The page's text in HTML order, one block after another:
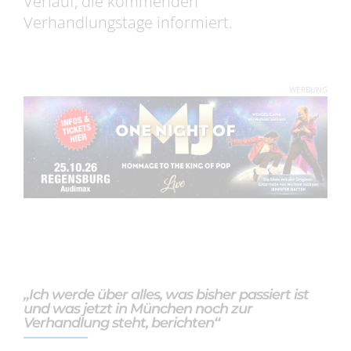
Verhandlungstage informiert.
WERBUNG
„Ich werde über alles, was bisher passiert ist
und was jetzt in München noch zur
Verhandlung steht, berichten“